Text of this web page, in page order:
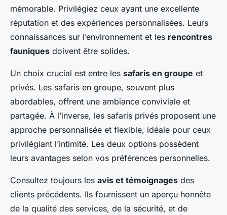
mémorable. Privilégiez ceux ayant une excellente
réputation et des expériences personnalisées. Leurs
connaissances sur l’environnement et les rencontres
fauniques doivent être solides.
Un choix crucial est entre les safaris en groupe et
privés. Les safaris en groupe, souvent plus
abordables, offrent une ambiance conviviale et
partagée. À l’inverse, les safaris privés proposent une
approche personnalisée et flexible, idéale pour ceux
privilégiant l’intimité. Les deux options possèdent
leurs avantages selon vos préférences personnelles.
Consultez toujours les avis et témoignages des
clients précédents. Ils fournissent un aperçu honnête
de la qualité des services, de la sécurité, et de